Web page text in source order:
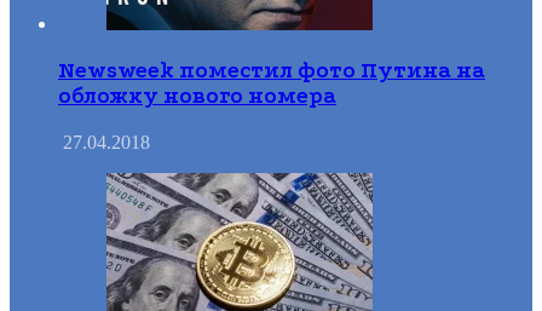
Newsweek поместил фото Путина на
обложку нового номера
27.04.2018